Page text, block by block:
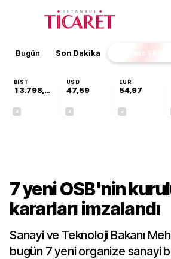
Bugün Son Dakika Finans
BIST
13.798,82
USD
47,59
EUR
54,97
7 yeni OSB'nin
kararları imzalandı
Sanayi ve Teknoloji Bakanı
bugün 7 yeni organize sanayi